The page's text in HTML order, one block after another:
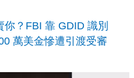
？FBI 靠 GDID 識別
萬美金慘遭引渡受審